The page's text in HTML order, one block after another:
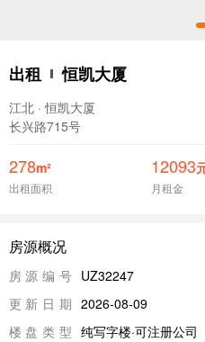
出租 恒凯大厦
江北 · 恒凯大厦
长兴路715号
278m²
出租面积
12093
月租金
房源概况
房源编号 UZ32247
更新日期 2026-08-09
楼盘类型 纯写字楼·可注册公司